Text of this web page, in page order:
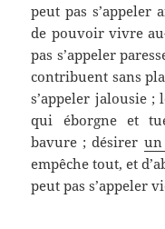
peut pas s’appeler
de pouvoir vivre
pas s’appeler
contribuent sans
s’appeler jalousie
qui éborgne et
bavure ; désirer un
empêche tout, et
peut pas s’appeler